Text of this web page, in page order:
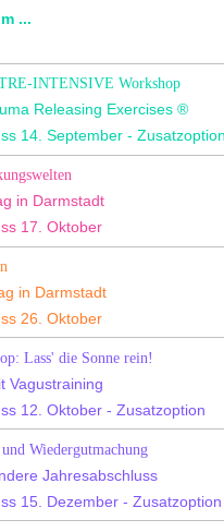
...
INTENSIVE Workshop
Releasing Exercises ®
14. September - Zusatzoption
in Darmstadt
17. Oktober
in Darmstadt
26. Oktober
Lass' die Sonne rein!
Vagustraining
12. Oktober - Zusatzoption
Wiedergutmachung
Jahresabschluss
15. Dezember - Zusatzoption